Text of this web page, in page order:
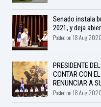
Senado instala
2021, y deja
Posted on 18 Aug
PRESIDENTE
CONTAR CON
RENUNCIAR A
Posted on 18 Aug